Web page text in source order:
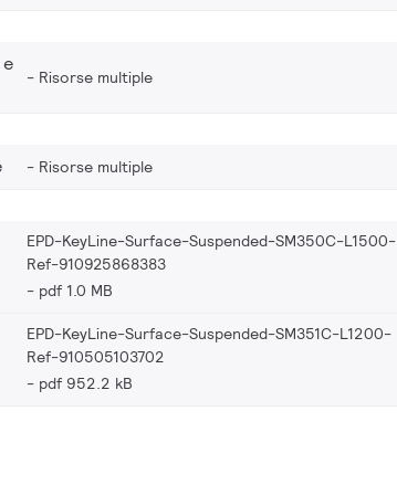
Risorse multiple
Risorse multiple
EPD-KeyLine-Surface-Suspended-SM350C-L1500-
Ref-910925868383
pdf 1.0 MB
EPD-KeyLine-Surface-Suspended-SM351C-L1200-
Ref-910505103702
pdf 952.2 kB